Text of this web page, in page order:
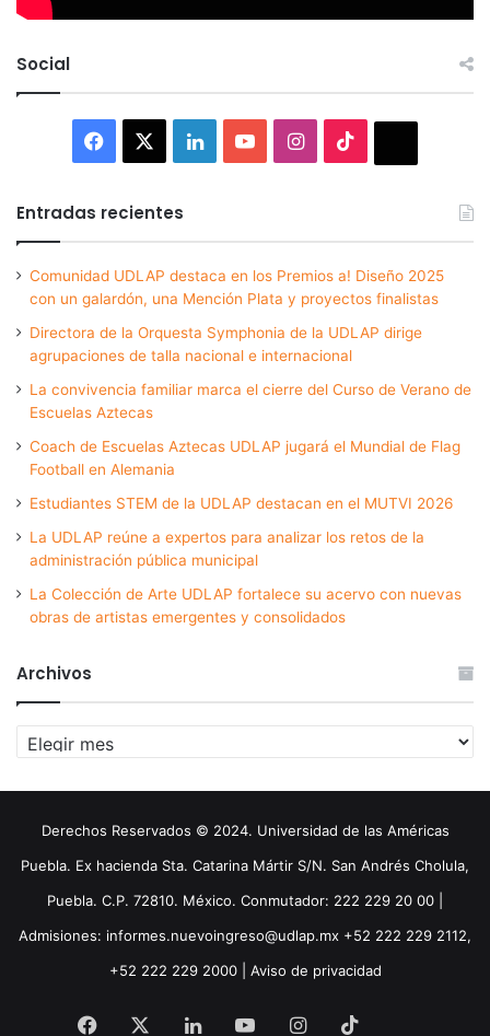
Social
Facebook LinkedInYouTubeInstagram
Entradas recientes
Comunidad UDLAP destaca en los Premios a! Diseño 2025
con un galardón, una Mención Plata y proyectos finalistas
Directora de la Orquesta Symphonia de la UDLAP dirige
agrupaciones de talla nacional e internacional
La convivencia familiar marca el cierre del Curso de Verano de
Escuelas Aztecas
Coach de Escuelas Aztecas UDLAP jugará el Mundial de Flag
Football en Alemania
Estudiantes STEM de la UDLAP destacan en el MUTVI 2026
La UDLAP reúne a expertos para analizar los retos de la
administración pública municipal
La Colección de Arte UDLAP fortalece su acervo con nuevas
obras de artistas emergentes y consolidados
Archivos
Archivos
Derechos Reservados © 2024. Universidad de las Américas
Puebla. Ex hacienda Sta. Catarina Mártir S/N. San Andrés Cholula,
Puebla. C.P. 72810. México. Conmutador: 222 229 20 00 |
Admisiones: informes.nuevoingreso@udlap.mx +52 222 229 2112,
+52 222 229 2000 | Aviso de privacidad
Facebook LinkedInYouTubeInstagram